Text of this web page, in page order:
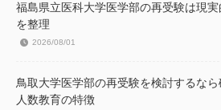
福島県立医科大学医学部の再受験は現
を整理
2026/08/01
鳥取大学医学部の再受験を検討するな
人数教育の特徴